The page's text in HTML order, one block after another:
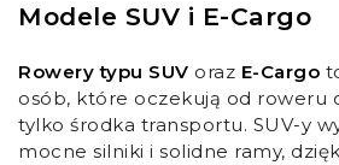
Modele SUV i E-Cargo
Rowery typu SUV oraz E-Cargo
osób, które oczekują od roweru
tylko środka transportu. SUV-y
mocne silniki i solidne ramy,